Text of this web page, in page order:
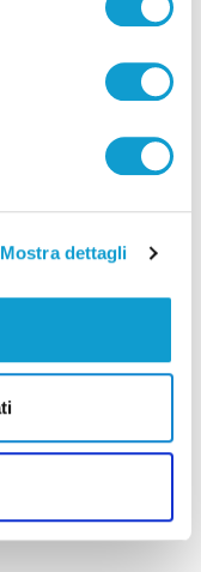
Mostra dettagli
morti,